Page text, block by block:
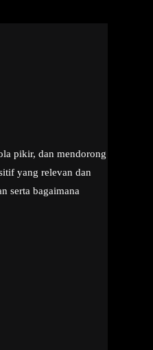
pikir, dan mendorong
yang relevan dan
serta bagaimana